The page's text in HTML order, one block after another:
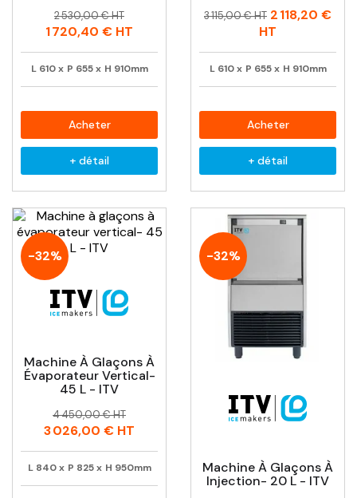
Prix
Prix
habituel
2 530,00 € HT
1 720,40 € HT
L 610 x P 655 x H 910mm
Acheter
+ détail
Prix
Prix
3 115,00 € HT 2 118,20 €
HT
L 610 x P 655 x H 910mm
Acheter
+ détail
-32%
Machine À Glaçons À
Évaporateur Vertical-
45 L - ITV
Prix
Prix
habituel
4 450,00 € HT
3 026,00 € HT
L 840 x P 825 x H 950mm
-32%
Machine À Glaçons À
Injection- 20 L - ITV